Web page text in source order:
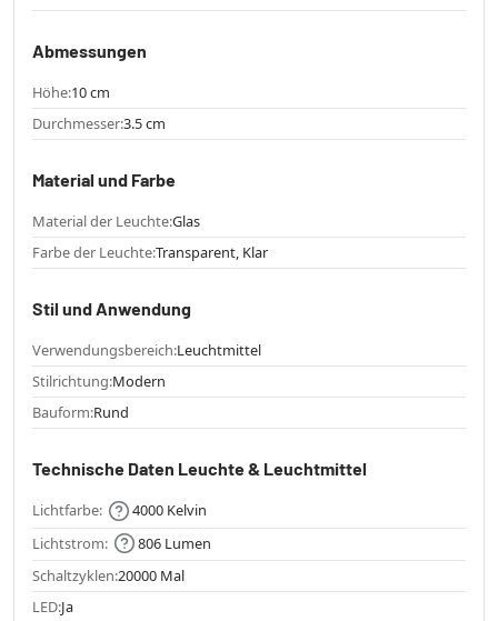
Abmessungen
Höhe:10 cm
Durchmesser:3.5 cm
Material und Farbe
Material der Leuchte:Glas
Farbe der Leuchte:Transparent, Klar
Stil und Anwendung
Verwendungsbereich:Leuchtmittel
Stilrichtung:Modern
Bauform:Rund
Technische Daten Leuchte & Leuchtmittel
Lichtfarbe:
4000 Kelvin
Lichtstrom:
806 Lumen
Schaltzyklen:20000 Mal
LED:Ja